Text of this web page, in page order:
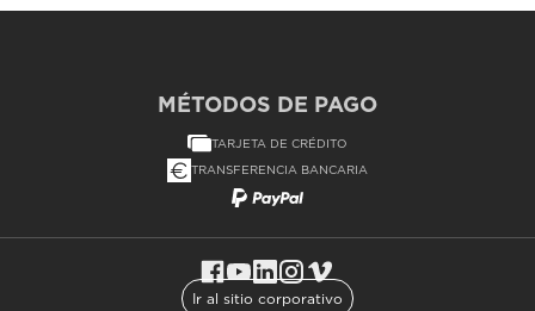
MÉTODOS DE PAGO
TARJETA DE CRÉDITO
TRANSFERENCIA BANCARIA
Ir al sitio corporativo